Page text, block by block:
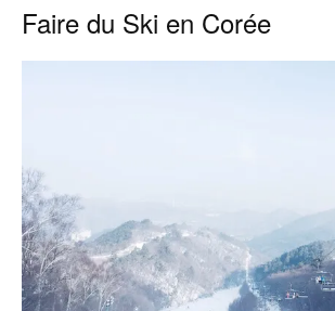
Singapore
Faire du Ski en Corée